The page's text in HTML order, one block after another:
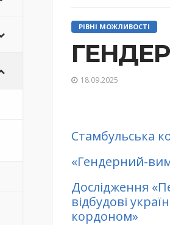
РІВНІ МОЖЛИВОСТІ
18.09.2025
Стамбульська
«Гендерний-
Дослідження
відбудові
кордоном»